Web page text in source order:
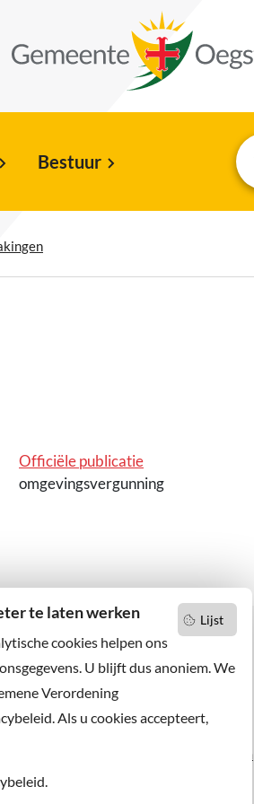
Lijst
te laten werken
cookies helpen ons
U blijft dus anoniem. We
Verordening
Als u cookies accepteert,
Bestuur
Officiële publicatie
omgevingsvergunning
onze nieuwsbrief
X
Instagram